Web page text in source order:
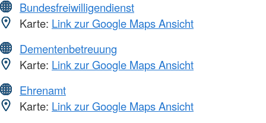
Bundesfreiwilligendienst
Karte: Link zur Google Maps Ansicht
Dementenbetreuung
Karte: Link zur Google Maps Ansicht
Ehrenamt
Karte: Link zur Google Maps Ansicht